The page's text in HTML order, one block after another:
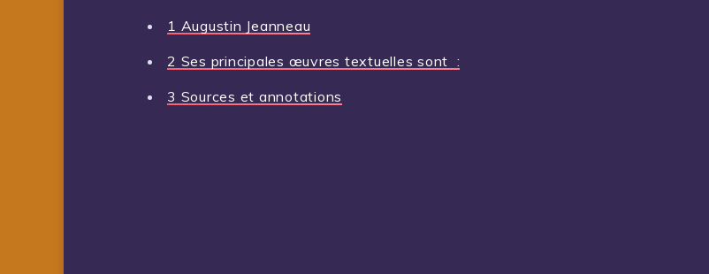
1 Augustin Jeanneau
2 Ses principales œuvres textuelles sont :
3 Sources et annotations